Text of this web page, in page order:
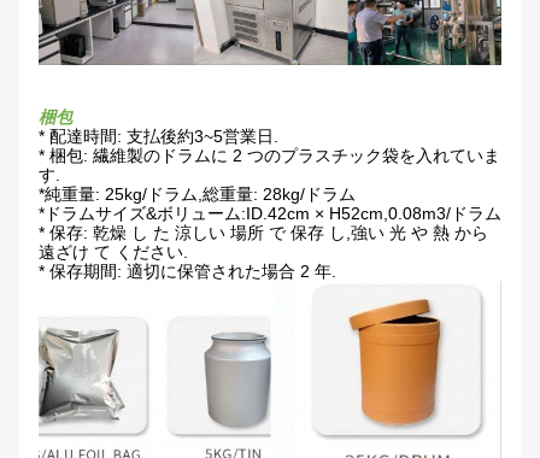
梱包
* 配達時間: 支払後約3~5営業日.
* 梱包: 繊維製のドラムに 2 つのプラスチック袋を入れていま
す.
*純重量: 25kg/ドラム,総重量: 28kg/ドラム
*ドラムサイズ&ボリューム:ID.42cm × H52cm,0.08m3/ドラム
* 保存: 乾燥 し た 涼しい 場所 で 保存 し,強い 光 や 熱 から
遠ざけ て ください.
* 保存期間: 適切に保管された場合 2 年.